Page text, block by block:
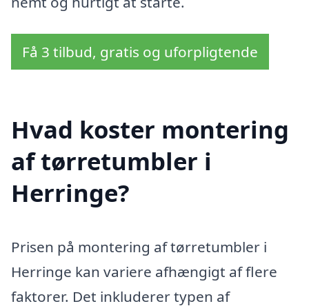
Få 3 tilbud, gratis og uforpligtende
Hvad koster montering
af tørretumbler i
Herringe?
Prisen på montering af tørretumbler i
Herringe kan variere afhængigt af flere
faktorer. Det inkluderer typen af